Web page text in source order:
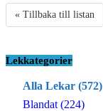
« Tillbaka till listan
Lekkategorier
Alla Lekar (572)
Blandat (224)